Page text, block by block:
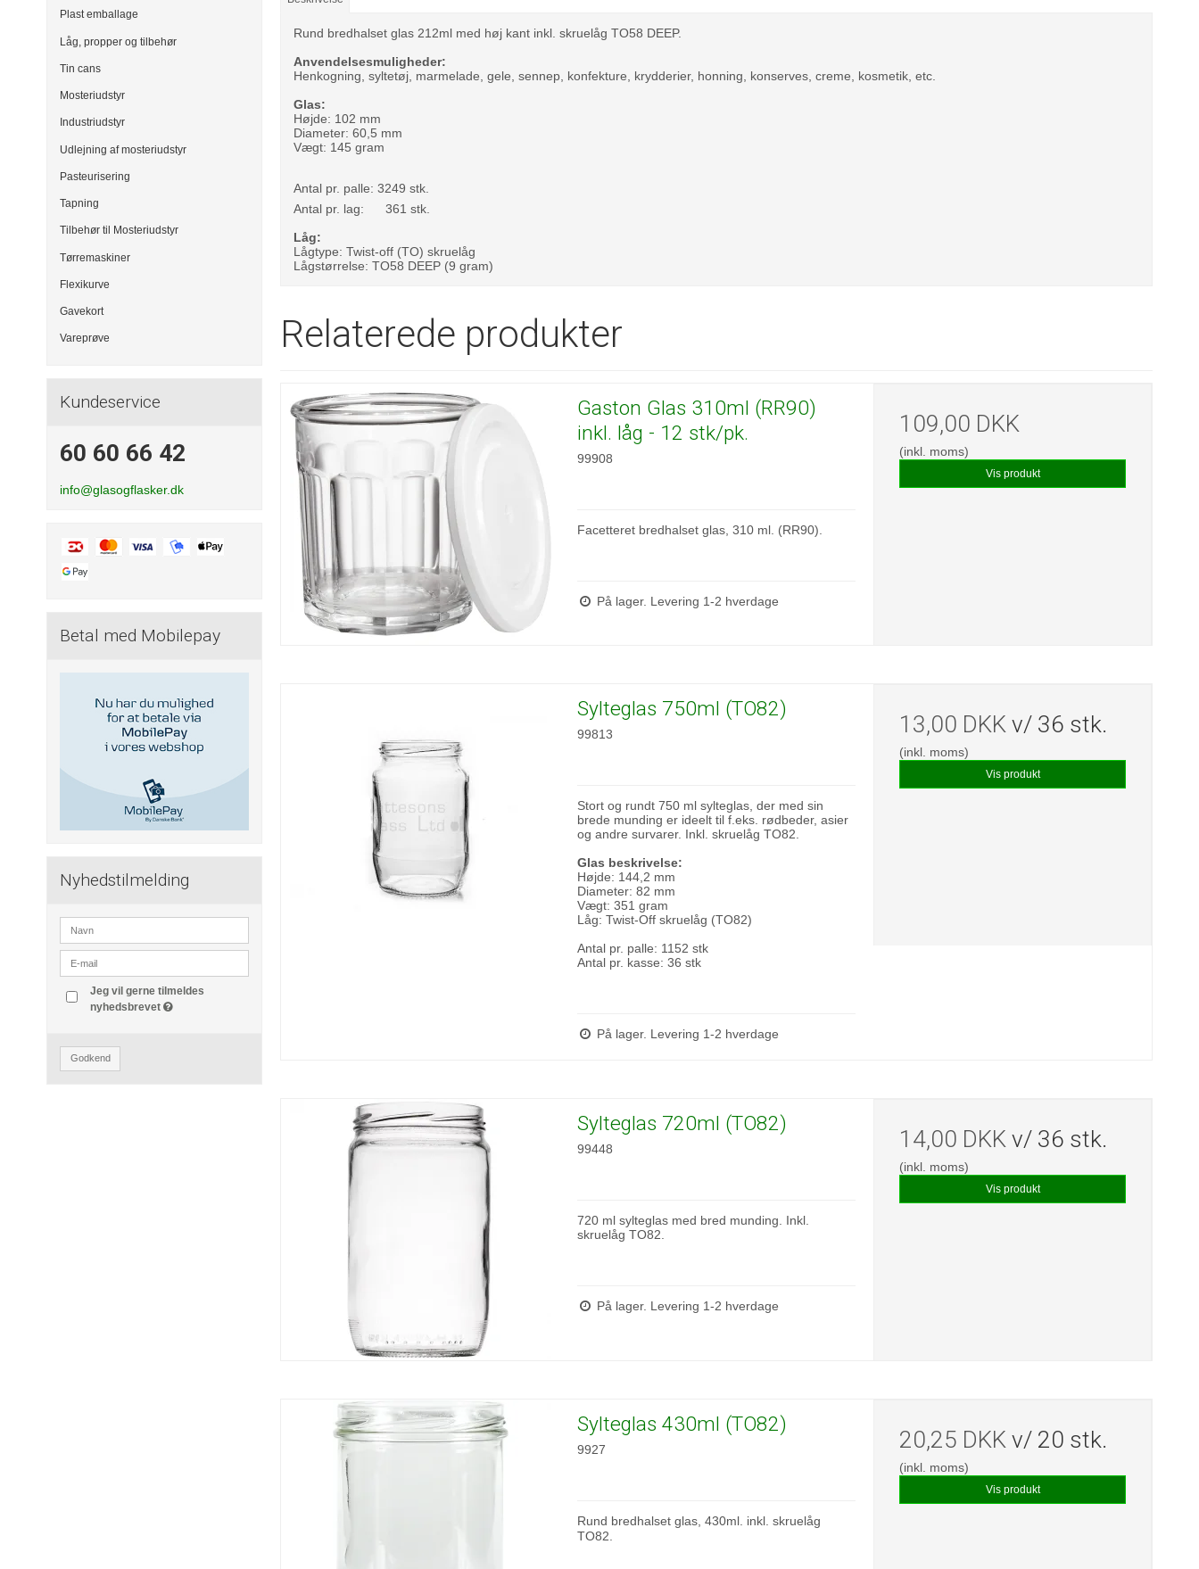
Plast emballage
Låg, propper og tilbehør
Tin cans
Mosteriudstyr
Industriudstyr
Udlejning af mosteriudstyr
Pasteurisering
Tapning
Tilbehør til Mosteriudstyr
Tørremaskiner
Flexikurve
Gavekort
Vareprøve
Kundeservice
60 60 66 42
info@glasogflasker.dk
Betal med Mobilepay
Nyhedstilmelding
Jeg vil gerne tilmeldes
nyhedsbrevet
Godkend
Rund bredhalset glas 212ml med høj kant inkl. skruelåg TO58 DEEP.
Anvendelsesmuligheder:
Henkogning, syltetøj, marmelade, gele, sennep, konfekture, krydderier, honning, konserves, creme, kosmetik, etc.
Glas:
Højde: 102 mm
Diameter: 60,5 mm
Vægt: 145 gram
Antal pr. palle: 3249 stk.
Antal pr. lag: 361 stk.
Låg:
Lågtype: Twist-off (TO) skruelåg
Lågstørrelse: TO58 DEEP (9 gram)
Relaterede produkter
Gaston Glas 310ml (RR90)
inkl. låg - 12 stk/pk.
99908
Facetteret bredhalset glas, 310 ml. (RR90).
På lager. Levering 1-2 hverdage
109,00 DKK
(inkl. moms)
Vis produkt
Sylteglas 750ml (TO82)
99813
Stort og rundt 750 ml sylteglas, der med sin
brede munding er ideelt til f.eks. rødbeder, asier
og andre survarer. Inkl. skruelåg TO82.
Glas beskrivelse:
Højde: 144,2 mm
Diameter: 82 mm
Vægt: 351 gram
Låg: Twist-Off skruelåg (TO82)
Antal pr. palle: 1152 stk
Antal pr. kasse: 36 stk
På lager. Levering 1-2 hverdage
13,00 DKK v/ 36 stk.
(inkl. moms)
Vis produkt
Sylteglas 720ml (TO82)
99448
720 ml sylteglas med bred munding. Inkl.
skruelåg TO82.
På lager. Levering 1-2 hverdage
14,00 DKK v/ 36 stk.
(inkl. moms)
Vis produkt
Sylteglas 430ml (TO82)
9927
Rund bredhalset glas, 430ml. inkl. skruelåg
TO82.
20,25 DKK v/ 20 stk.
(inkl. moms)
Vis produkt